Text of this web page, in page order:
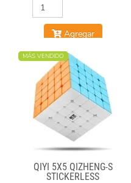
Agregar
MÁS VENDIDO
QIYI 5X5 QIZHENG-S
STICKERLESS